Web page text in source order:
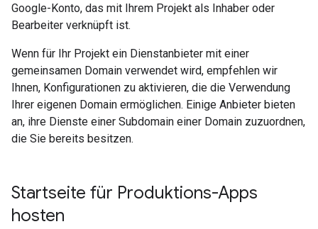
Google-Konto, das mit Ihrem Projekt als Inhaber oder
Bearbeiter verknüpft ist.
Wenn für Ihr Projekt ein Dienstanbieter mit einer
gemeinsamen Domain verwendet wird, empfehlen wir
Ihnen, Konfigurationen zu aktivieren, die die Verwendung
Ihrer eigenen Domain ermöglichen. Einige Anbieter bieten
an, ihre Dienste einer Subdomain einer Domain zuzuordnen,
die Sie bereits besitzen.
Startseite für Produktions-Apps
hosten